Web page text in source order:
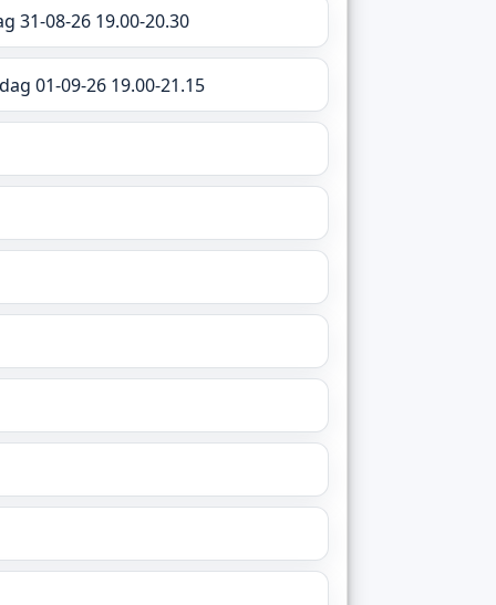
31-08-26 19.00-20.30
01-09-26 19.00-21.15